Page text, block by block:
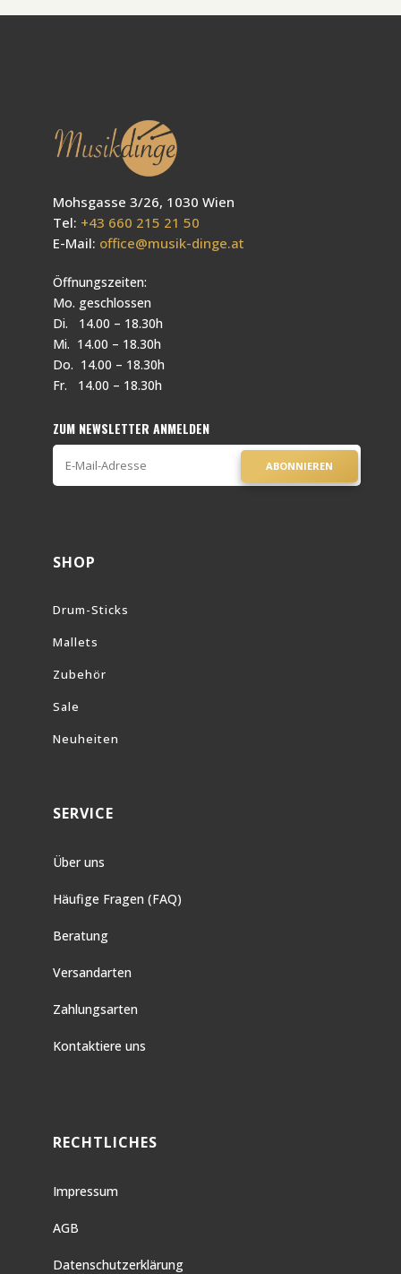
Mohsgasse 3/26, 1030 Wien
Tel: +43 660 215 21 50
E-Mail: office@musik-dinge.at
Öffnungszeiten:
Mo. geschlossen
Di. 14.00 – 18.30h
Mi. 14.00 – 18.30h
Do. 14.00 – 18.30h
Fr. 14.00 – 18.30h
ZUM NEWSLETTER ANMELDEN
ABONNIEREN
SHOP
Drum-Sticks
Mallets
Zubehör
Sale
Neuheiten
SERVICE
Über uns
Häufige Fragen (FAQ)
Beratung
Versandarten
Zahlungsarten
Kontaktiere uns
RECHTLICHES
Impressum
AGB
Datenschutzerklärung